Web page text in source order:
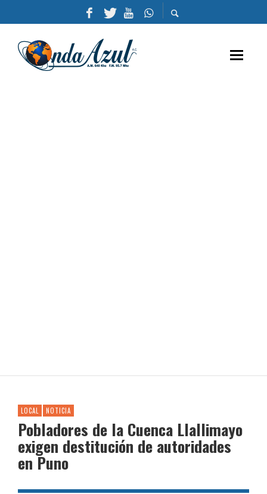
LOCAL NOTICIA
Pobladores de la Cuenca Llallimayo
exigen destitución de autoridades
en Puno